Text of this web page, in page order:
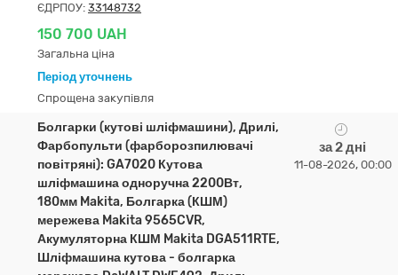
ЄДРПОУ: 33148732
150 700 UAH
Загальна ціна
Період уточнень
Спрощена закупівля
Болгарки (кутові шліфмашини), Дрилі,
Фарбопульти (фарборозпилювачі
повітряні): GA7020 Кутова
шліфмашина одноручна 2200Вт,
180мм Makita, Болгарка (КШМ)
мережева Makita 9565CVR,
Акумуляторна КШМ Makita DGA511RTE,
Шліфмашина кутова - болгарка
за 2 дні
11-08-2026, 00:00